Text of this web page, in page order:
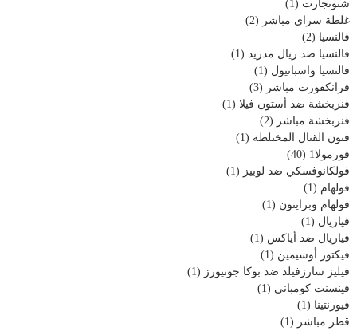
شتوتجارت (1)
غلطة سراي مباشر (2)
فالنسيا (2)
فالنسيا ضد ريال مدريد (1)
فالنسيا واسبانيول (1)
فرانكفورت مباشر (3)
فنربخشة ضد أستون فيلا (1)
فنربخشة مباشر (2)
فنون القتال المختلطة (1)
فورمولا1
(40)
فولكانوفسكي ضد لوبيز (1)
فولهام (1)
فولهام وبرايتون (1)
فياريال (1)
فياريال ضد أياكس (1)
فيكتور أوسيمين (1)
فيليز سارزفيلد ضد بوكا جونيورز (1)
فينسنت كومباني (1)
فيورنتينا (1)
قطر مباشر (1)